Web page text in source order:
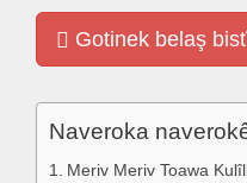
Gotinek belaş
Naveroka
Meriv Meriv Toawa